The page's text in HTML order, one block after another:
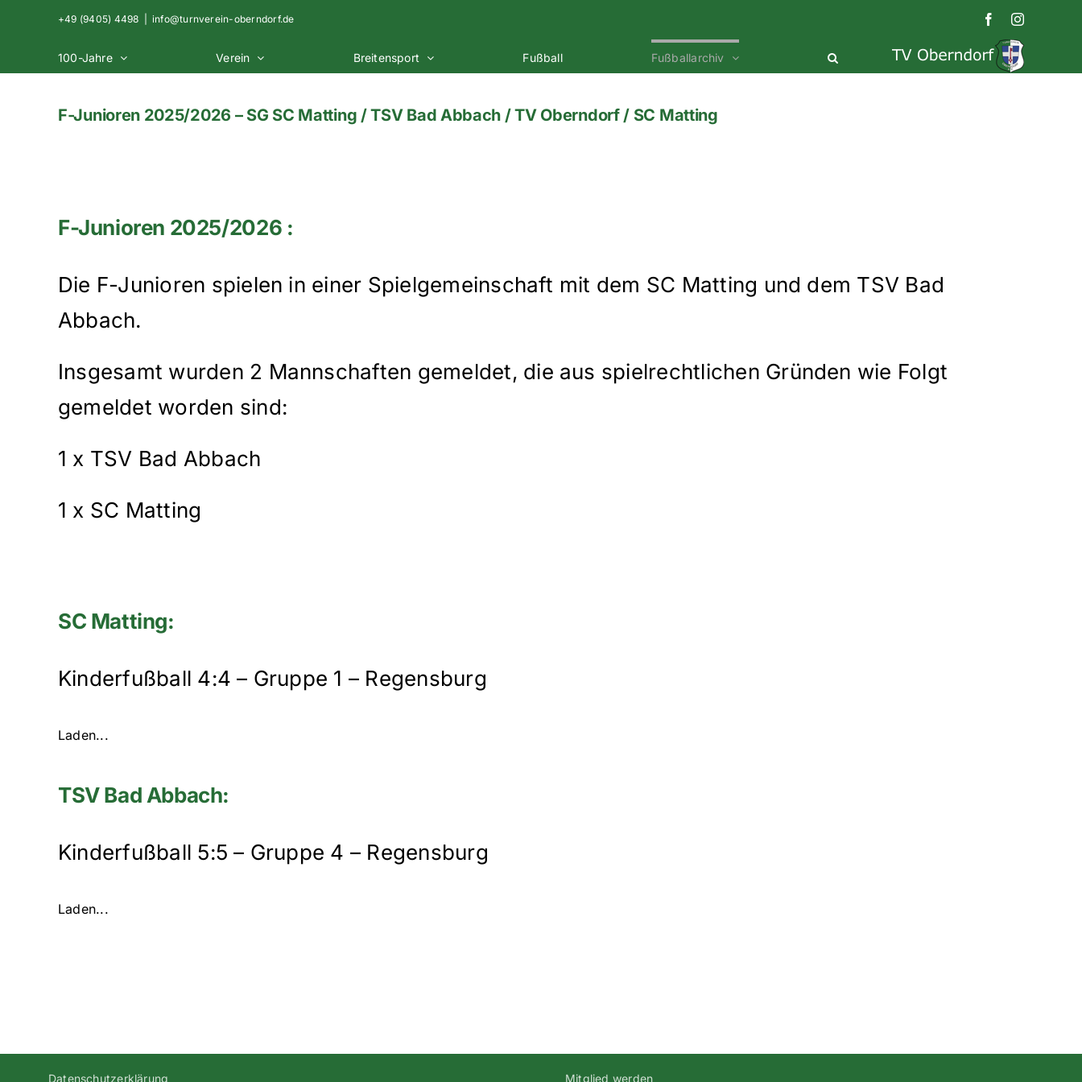
+49 (9405) 4498 info@turnverein-oberndorf.de FacebookInstagram
100-Jahre Verein Breitensport Fußball Fußballarchiv
F-Junioren 2025/2026 – SG SC Matting / TSV Bad Abbach / TV Oberndorf / SC Matting
F-Junioren 2025/2026 :
Die F-Junioren spielen in einer Spielgemeinschaft mit dem SC Matting und dem TSV Bad
Abbach.
Insgesamt wurden 2 Mannschaften gemeldet, die aus spielrechtlichen Gründen wie Folgt
gemeldet worden sind:
1 x TSV Bad Abbach
1 x SC Matting
SC Matting:
Kinderfußball 4:4 – Gruppe 1 – Regensburg
Laden...
TSV Bad Abbach:
Kinderfußball 5:5 – Gruppe 4 – Regensburg
Laden...
Datenschutzerklärung Mitglied werden